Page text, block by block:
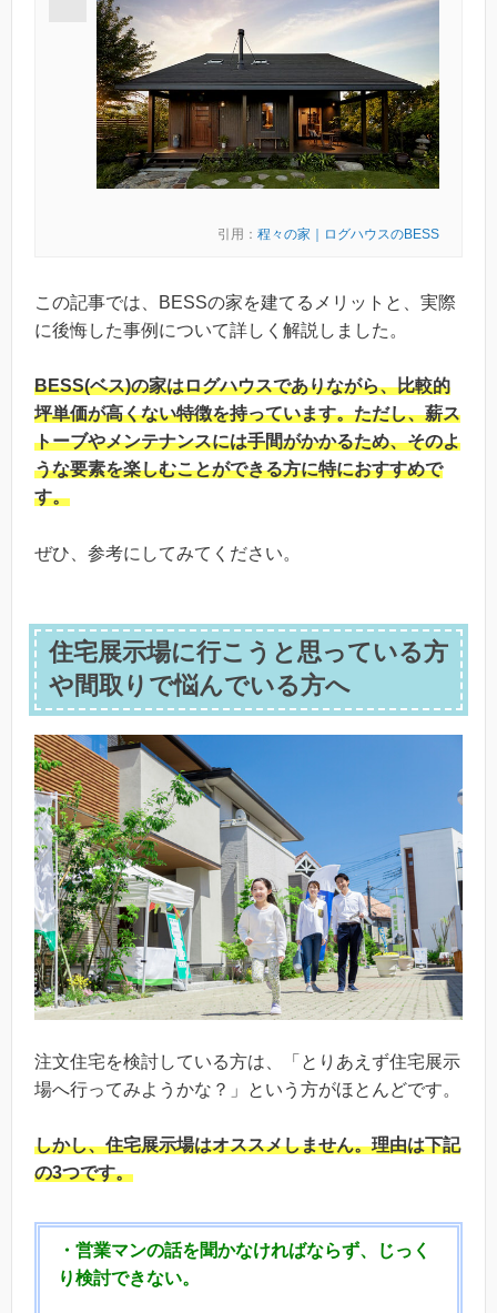
引用： 程々の家｜ログハウスのBESS
この記事では、BESSの家を建てるメリットと、実際
に後悔した事例について詳しく解説しました。
BESS(ベス)の家はログハウスでありながら、比較的
坪単価が高くない特徴を持っています。ただし、薪ス
トーブやメンテナンスには手間がかかるため、そのよ
うな要素を楽しむことができる方に特におすすめで
す。
ぜひ、参考にしてみてください。
住宅展示場に行こうと思っている方
や間取りで悩んでいる方へ
注文住宅を検討している方は、「とりあえず住宅展示
場へ行ってみようかな？」という方がほとんどです。
しかし、住宅展示場はオススメしません。理由は下記
の3つです。
・営業マンの話を聞かなければならず、じっく
り検討できない。